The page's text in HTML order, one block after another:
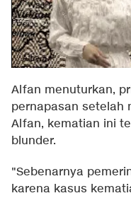
Alfan menuturkan,
pernapasan setelah
Alfan, kematian ini
blunder.
"Sebenarnya
karena kasus